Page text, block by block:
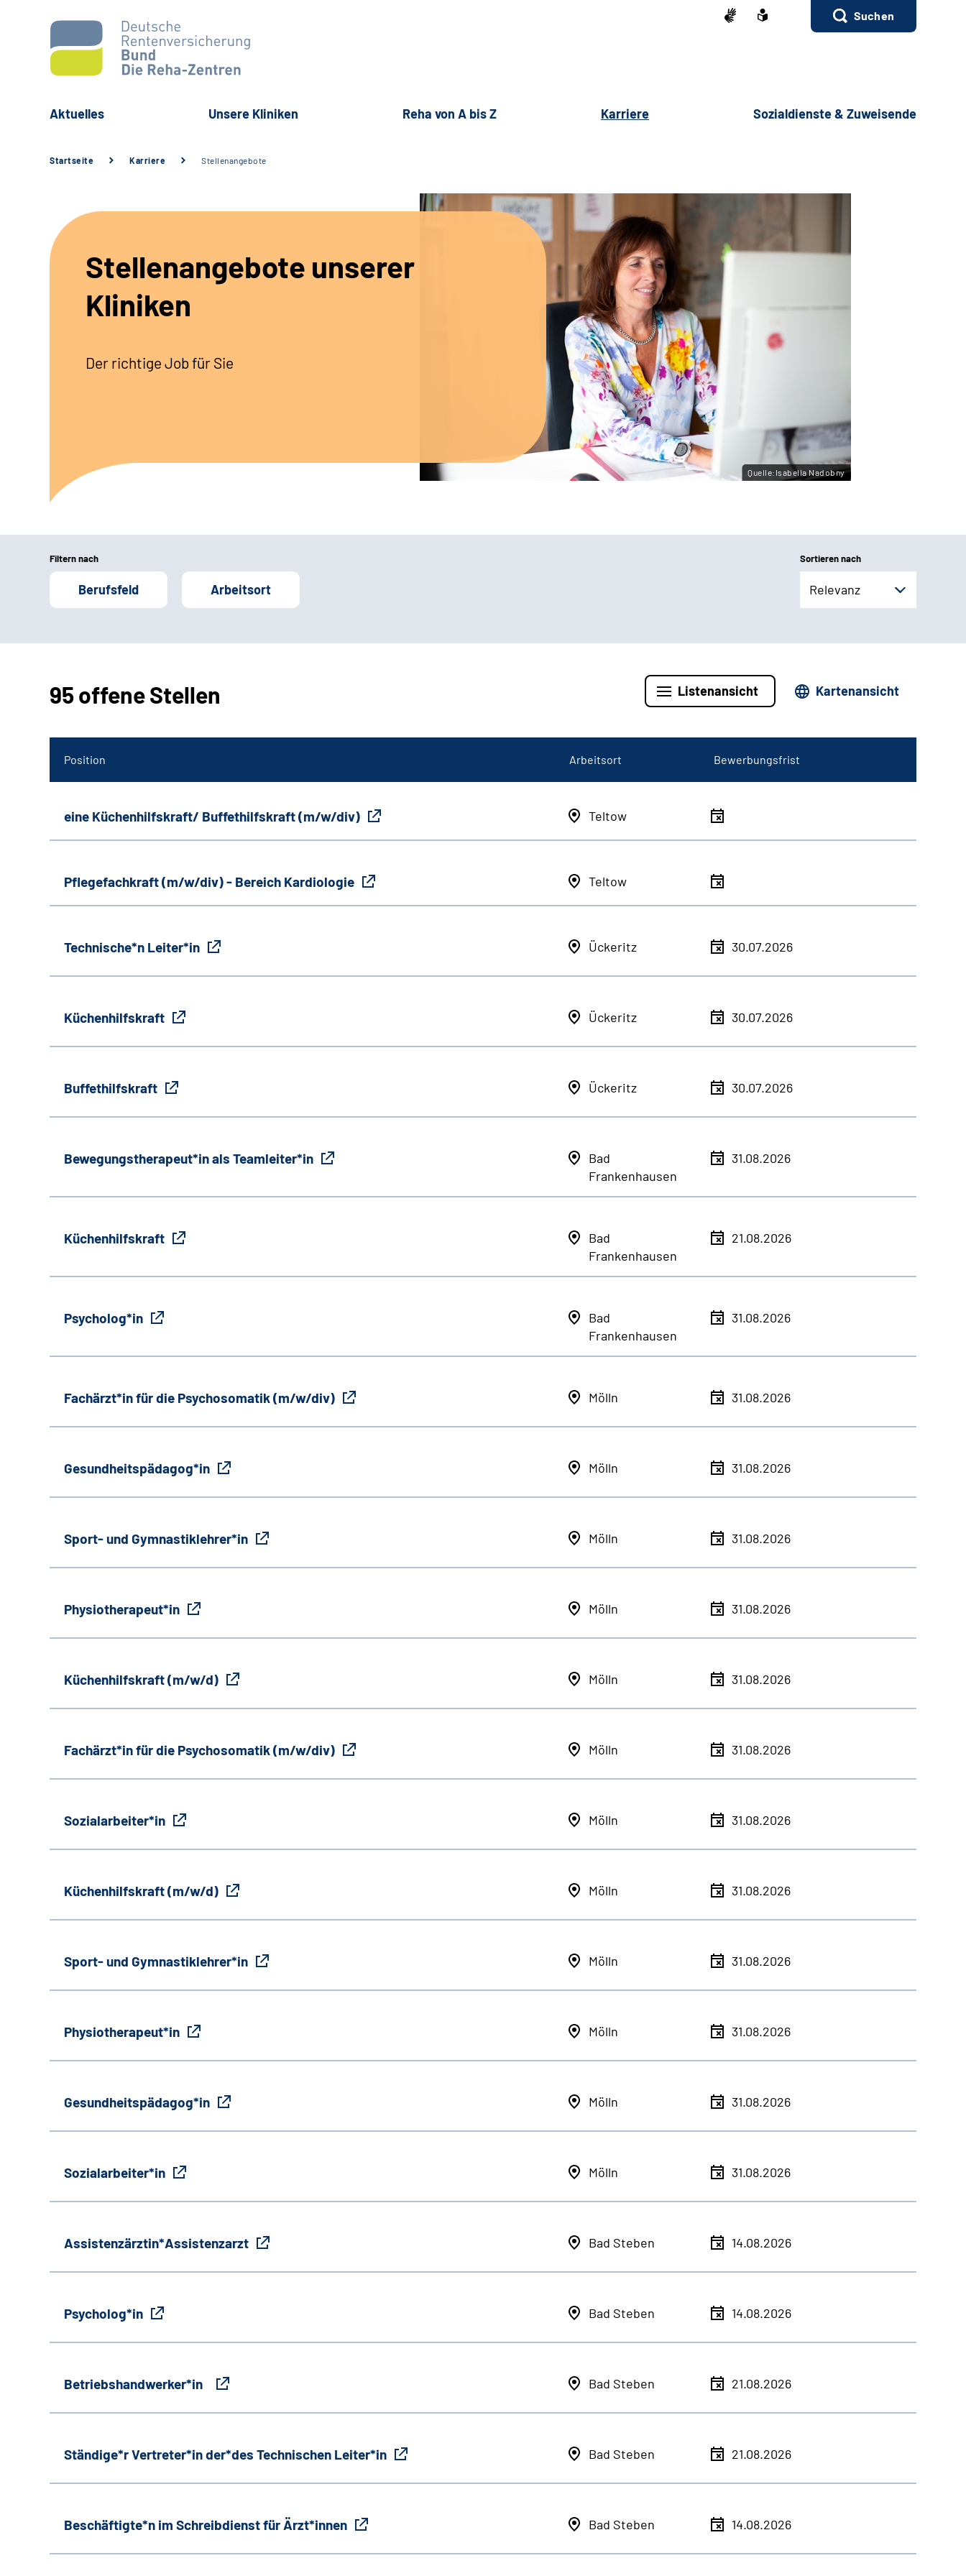
Suchen
Aktuelles Unsere Kliniken Reha von A bis Z Karriere Sozialdienste & Zuweisende
Startseite Karriere Stellenangebote
Stellenangebote unserer
Kliniken
Der richtige Job für Sie
Quelle:Isabella Nadobny
Filtern nach
Berufsfeld Arbeitsort
Sortieren nach
Relevanz
95 offene Stellen Listenansicht Kartenansicht
Position Arbeitsort Bewerbungsfrist
eine Küchenhilfskraft/ Buffethilfskraft (m/w/div) Teltow
Pflegefachkraft (m/w/div) - Bereich Kardiologie Teltow
Technische*n Leiter*in Ückeritz 30.07.2026
Küchenhilfskraft Ückeritz 30.07.2026
Buffethilfskraft Ückeritz 30.07.2026
Bewegungstherapeut*in als Teamleiter*in
Bad
Frankenhausen
31.08.2026
Küchenhilfskraft
Bad
Frankenhausen
21.08.2026
Psycholog*in
Bad
Frankenhausen
31.08.2026
Fachärzt*in für die Psychosomatik (m/w/div) Mölln 31.08.2026
Gesundheitspädagog*in Mölln 31.08.2026
Sport- und Gymnastiklehrer*in Mölln 31.08.2026
Physiotherapeut*in Mölln 31.08.2026
Küchenhilfskraft (m/w/d) Mölln 31.08.2026
Fachärzt*in für die Psychosomatik (m/w/div) Mölln 31.08.2026
Sozialarbeiter*in Mölln 31.08.2026
Küchenhilfskraft (m/w/d) Mölln 31.08.2026
Sport- und Gymnastiklehrer*in Mölln 31.08.2026
Physiotherapeut*in Mölln 31.08.2026
Gesundheitspädagog*in Mölln 31.08.2026
Sozialarbeiter*in Mölln 31.08.2026
Assistenzärztin*Assistenzarzt Bad Steben 14.08.2026
Psycholog*in Bad Steben 14.08.2026
Betriebshandwerker*in Bad Steben 21.08.2026
Ständige*r Vertreter*in der*des Technischen Leiter*in Bad Steben 21.08.2026
Beschäftigte*n im Schreibdienst für Ärzt*innen Bad Steben 14.08.2026